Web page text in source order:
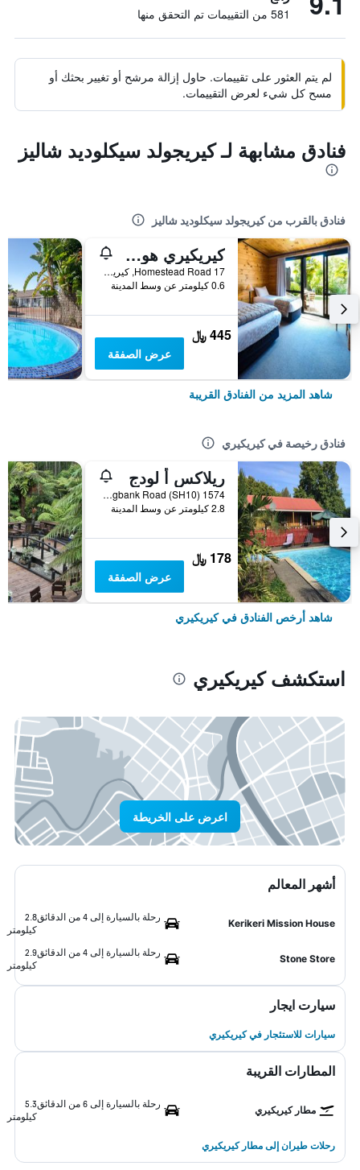
581 من التقييمات تم التحقق منها
لم يتم العثور على تقييمات. حاول إزالة مرشح أو تغيير بحثك أو
مسح كل شيء لعرض التقييمات.
فنادق مشابهة لـ كيريجولد سيكلوديد شاليز
فنادق بالقرب من كيريجولد سيكلوديد شاليز
كيريكيري هومستيد موتل آند أبارتمنتس
17 Homestead Road, كيريكيري, نيوزيلندا
0.6 كيلومتر عن وسط المدينة
445 ﷼
عرض الصفقة
شاهد المزيد من الفنادق القريبة
فنادق رخيصة في كيريكيري
ريلاكس أ لودج
1574 Springbank Road (SH10), كيريكيري, نيوزيلندا
2.8 كيلومتر عن وسط المدينة
178 ﷼
عرض الصفقة
شاهد أرخص الفنادق في كيريكيري
استكشف كيريكيري
اعرض على الخريطة
أشهر المعالم
Kerikeri Mission House
رحلة بالسيارة إلى 4 من الدقائق
2.8
كيلومتر
Stone Store
رحلة بالسيارة إلى 4 من الدقائق
2.9
كيلومتر
سيارت ايجار
سيارات للاستئجار في كيريكيري
المطارات القريبة
مطار كيريكيري
رحلة بالسيارة إلى 6 من الدقائق
5.3
كيلومتر
رحلات طيران إلى مطار كيريكيري